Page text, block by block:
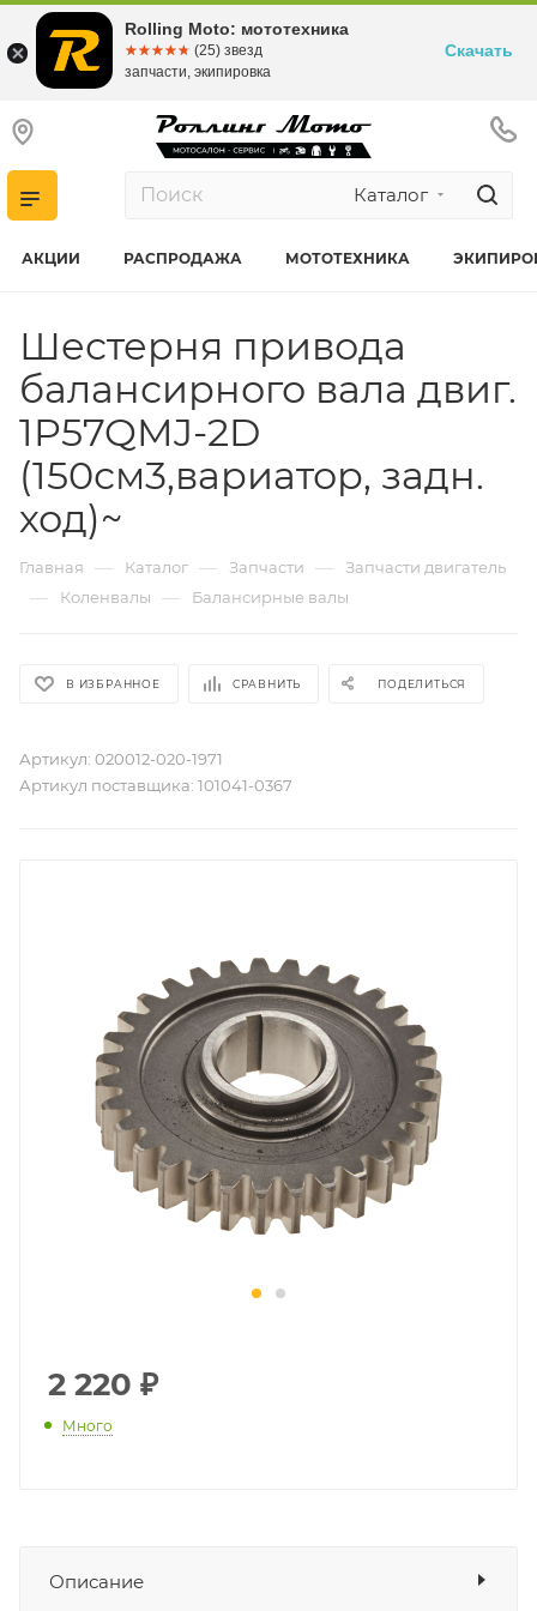
Каталог
АКЦИИ РАСПРОДАЖА МОТОТЕХНИКА
Шестерня привода
балансирного вала двиг.
1P57QMJ-2D
(150см3,вариатор, задн.
ход)~
Главная — Каталог — Запчасти — Запчасти двигатель
— Коленвалы — Балансирные валы
В ИЗБРАННОЕ СРАВНИТЬ ПОДЕЛИТЬСЯ
Артикул: 020012-020-1971
Артикул поставщика: 101041-0367
2 220 ₽
Много
Описание
Rolling Moto: мототехника
☆☆☆☆☆
★★★★★ (25) звезд
запчасти, экипировка
Скачать